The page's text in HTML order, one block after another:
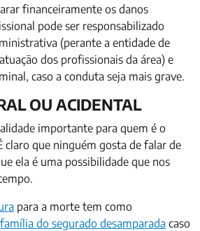
financeiramente os danos
pode ser responsabilizado
(perante a entidade de
dos profissionais da área) e
caso a conduta seja mais grave.
OU ACIDENTAL
importante para quem é o
claro que ninguém gosta de falar de
ela é uma possibilidade que nos
para a morte tem como
do segurado desamparada caso